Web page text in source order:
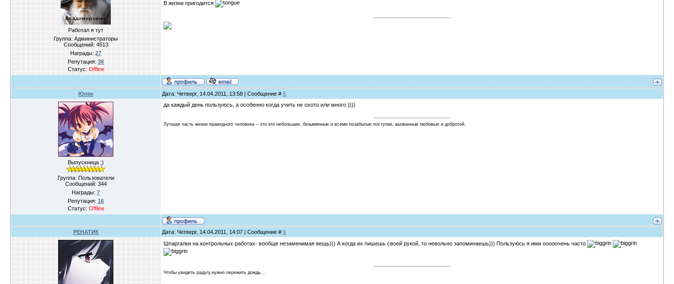
Работал я тут
Группа: Администраторы
Сообщений: 4513
Награды: 27
Репутация: 38
Статус: Offline
В жизни пригодится
Юлек Дата: Четверг, 14.04.2011, 13:58 | Сообщение # 5
Выпускница ;)
Группа: Пользователи
Сообщений: 344
Награды: 7
Репутация: 16
Статус: Offline
да каждый день пользуюсь, а особенно когда учить не охото или много ))))
Лучшая часть жизни праведного человека – это его небольшие, безымянные и всеми позабытые поступки, вызванные любовью и добротой.
РЕНАТИК Дата: Четверг, 14.04.2011, 14:07 | Сообщение # 6
Шпаргалки на контрольных работах- вообще незаменимая вещь))) А когда их пишешь своей рукой, то невольно запоминаешь))) Пользуюсь я ими ооооочень часто
Чтобы увидеть радугу,нужно пережить дождь…